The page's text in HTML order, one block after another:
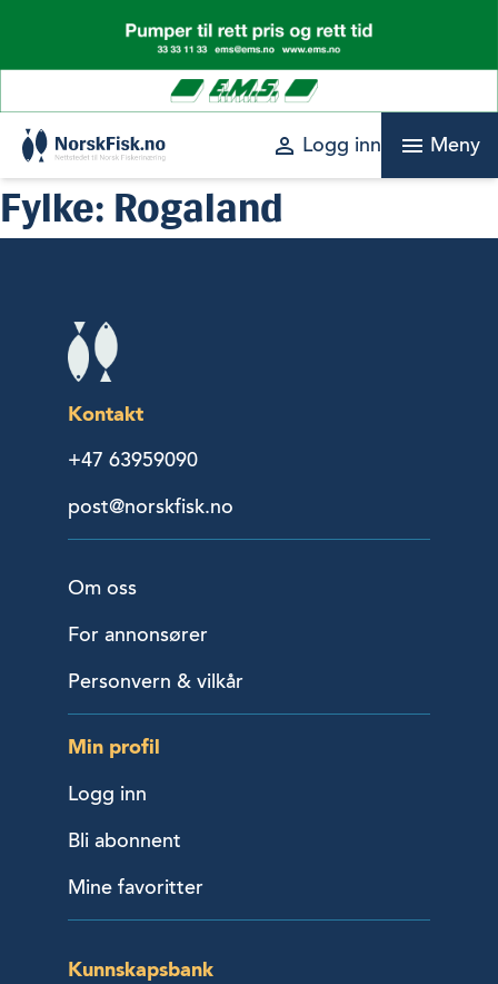
content
perm_identity Logg inn menu Meny
Fylke: Rogaland
Kontakt
+47 63959090
post@norskfisk.no
Om oss
For annonsører
Personvern & vilkår
Min profil
Logg inn
Bli abonnent
Mine favoritter
Kunnskapsbank